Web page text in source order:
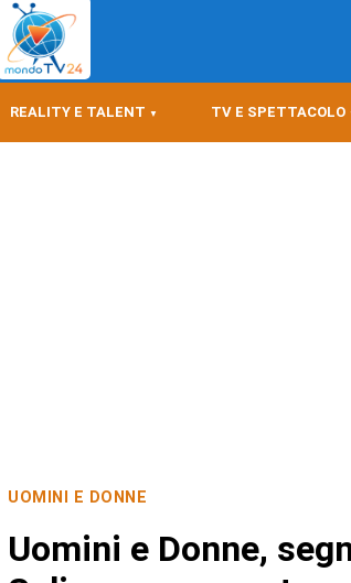
REALITY E TALENT TV E SPETTACOLO
UOMINI E DONNE
Uomini e Donne,